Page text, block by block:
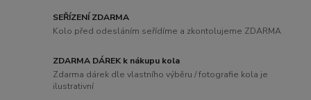
SEŘÍZENÍ ZDARMA
Kolo před odesláním seřídíme a zkontolujeme ZDARMA
ZDARMA DÁREK k nákupu kola
Zdarma dárek dle vlastního výběru / fotografie kola je
ilustrativní